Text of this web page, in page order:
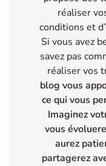
réaliser
conditions et
Si vous avez
savez pas
réaliser vos
blog vous
ce qui vous
Imaginez
vous
aurez
partagerez